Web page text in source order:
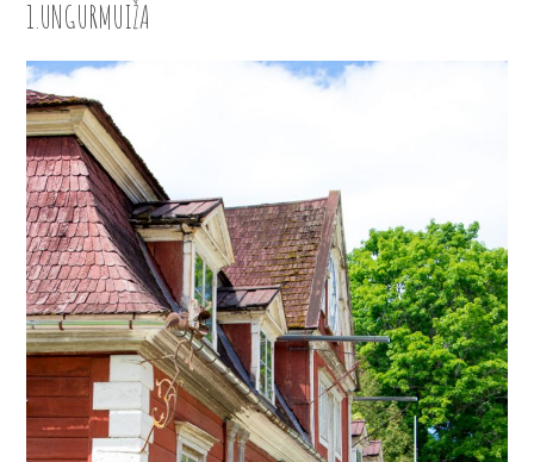
1. UNGURMUIŽA